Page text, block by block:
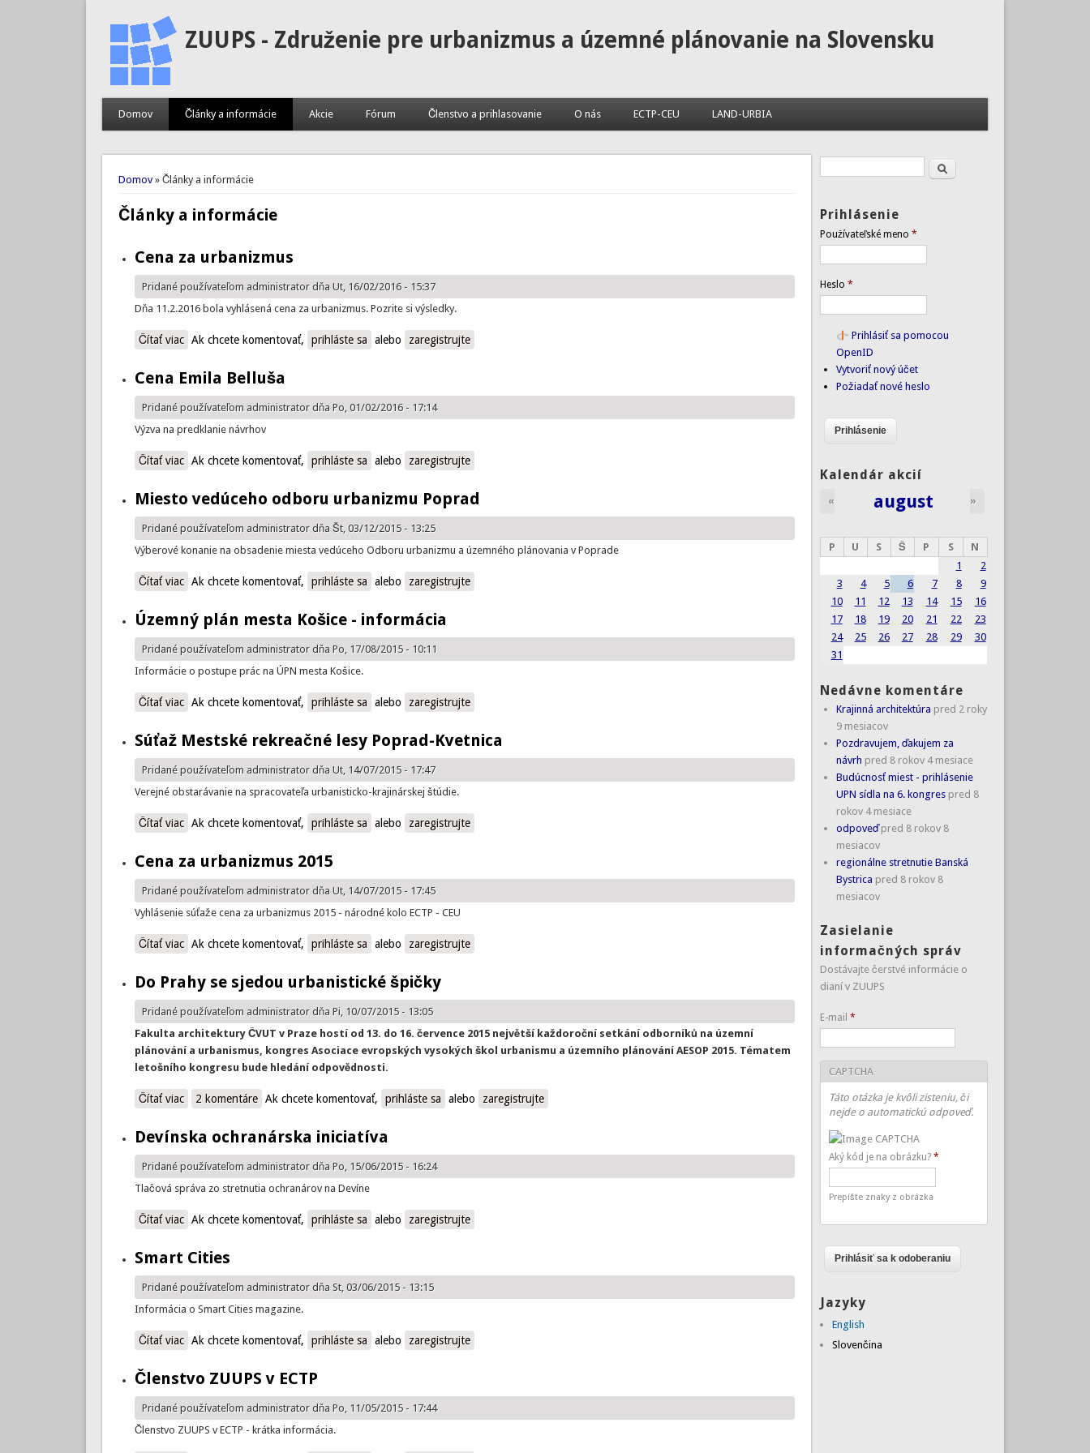
ZUUPS - Združenie pre urbanizmus a územné plánovanie na Slovensku
Domov Články a informácie Akcie Fórum Členstvo a prihlasovanie O nás ECTP-CEU LAND-URBIA
Nachádzate sa tu
Domov» Články a informácie
Články a informácie
Cena za urbanizmus
Pridané používateľom administratordňa Ut, 16/02/2016 - 15:37
Dňa 11.2.2016 bola vyhlásená cena za urbanizmus. Pozrite si výsledky.
Čítať viaco Cena za urbanizmus
Ak chcete komentovať, prihláste sa alebo zaregistrujte
Cena Emila Belluša
Pridané používateľom administratordňa Po, 01/02/2016 - 17:14
Výzva na predklanie návrhov
Čítať viaco Cena Emila Belluša
Ak chcete komentovať, prihláste sa alebo zaregistrujte
Miesto vedúceho odboru urbanizmu Poprad
Pridané používateľom administratordňa Št, 03/12/2015 - 13:25
Výberové konanie na obsadenie miesta vedúceho Odboru urbanizmu a územného plánovania v Poprade
Čítať viaco Miesto vedúceho odboru urbanizmu Poprad
Ak chcete komentovať, prihláste sa alebo zaregistrujte
Územný plán mesta Košice - informácia
Pridané používateľom administratordňa Po, 17/08/2015 - 10:11
Informácie o postupe prác na ÚPN mesta Košice.
Čítať viaco Územný plán mesta Košice - informácia
Ak chcete komentovať, prihláste sa alebo zaregistrujte
Súťaž Mestské rekreačné lesy Poprad-Kvetnica
Pridané používateľom administratordňa Ut, 14/07/2015 - 17:47
Verejné obstarávanie na spracovateľa urbanisticko-krajinárskej štúdie.
Čítať viaco Súťaž Mestské rekreačné lesy Poprad-Kvetnica
Ak chcete komentovať, prihláste sa alebo zaregistrujte
Cena za urbanizmus 2015
Pridané používateľom administratordňa Ut, 14/07/2015 - 17:45
Vyhlásenie súťaže cena za urbanizmus 2015 - národné kolo ECTP - CEU
Čítať viaco Cena za urbanizmus 2015
Ak chcete komentovať, prihláste sa alebo zaregistrujte
Do Prahy se sjedou urbanistické špičky
Pridané používateľom administratordňa Pi, 10/07/2015 - 13:05
Fakulta architektury ČVUT v Praze hostí od 13. do 16. července 2015 největší každoroční setkání odborníků na územní
plánování a urbanismus, kongres Asociace evropských vysokých škol urbanismu a územního plánování AESOP 2015. Tématem
letošního kongresu bude hledání odpovědnosti.
Čítať viaco Do Prahy se sjedou urbanistické špičky
2 komentáre Ak chcete komentovať, prihláste sa alebo zaregistrujte
Devínska ochranárska iniciatíva
Pridané používateľom administratordňa Po, 15/06/2015 - 16:24
Tlačová správa zo stretnutia ochranárov na Devíne
Čítať viaco Devínska ochranárska iniciatíva
Ak chcete komentovať, prihláste sa alebo zaregistrujte
Smart Cities
Pridané používateľom administratordňa St, 03/06/2015 - 13:15
Informácia o Smart Cities magazine.
Čítať viaco Smart Cities
Ak chcete komentovať, prihláste sa alebo zaregistrujte
Členstvo ZUUPS v ECTP
Pridané používateľom administratordňa Po, 11/05/2015 - 17:44
Členstvo ZUUPS v ECTP - krátka informácia.
Vyhľadávanie
Hľadať
Prihlásenie
Používateľské meno *
Heslo *
Prihlásiť sa pomocou
OpenID
Vytvoriť nový účet
Požiadať nové heslo
Kalendár akcií
august
« »
P U S Š P S
N
1
2
3
4 5 6 7 8
9
10
11 12 13 14 15
16
17
18 19 20 21 22
23
24
25 26 27 28 29
30
31
Nedávne komentáre
Krajinná architektúra pred 2 roky
9 mesiacov
Pozdravujem, ďakujem za
návrh pred 8 rokov 4 mesiace
Budúcnosť miest - prihlásenie
UPN sídla na 6. kongres pred 8
rokov 4 mesiace
odpoveď pred 8 rokov 8
mesiacov
regionálne stretnutie Banská
Bystrica pred 8 rokov 8
mesiacov
Zasielanie
informačných správ
Dostávajte čerstvé informácie o
dianí v ZUUPS
E-mail *
CAPTCHA
Táto otázka je kvôli zisteniu, či
nejde o automatickú odpoveď.
Aký kód je na obrázku? *
Prepíšte znaky z obrázka
Jazyky
English
Slovenčina